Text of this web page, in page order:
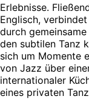
Erlebnisse.
Englisch,
durch
den subtilen Tanz
sich um Momente
von Jazz über
internationaler
eines privaten